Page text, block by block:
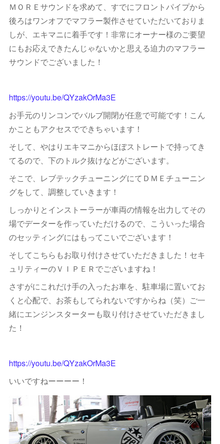
ＭＯＲＥサウンドを求めて、すでにフロントパイプから
後ろはワンオフでマフラー製作させていただいておりま
しが、エキマニに着手です！非常にオーナー様のご要望
にもお応えできたんじゃないかと思える迫力のマフラー
サウンドでございました！
https://youtu.be/QYzakOrMa3E
お手元のリンコンでバルブ開閉が任意で可能です！こん
かこともアクセスでできちゃいます！
そして、やはりエキマニからほぼストレートで持ってき
てるので、下のトルク抜けなどがございます。
そこで、レブテックチューニングにてＤＭＥチューニン
グをして、調整していきます！
しっかりとインストーラーが車両の情報を出力してその
場でデーターを作っていただけるので、こういった場合
のセッティングにはもってこいでございます！
そしてこちらもお取り付けさせていただきました！セキ
ュリティーのＶＩＰＥＲでございますね！
さすがにこれだけ手の入ったお車を、駐車場に置いてお
くと心配で、お茶もしてられないですからね（笑）ご一
緒にエンジンスターターも取り付けさせていただきまし
た！
https://youtu.be/QYzakOrMa3E
いいですねーーーー！